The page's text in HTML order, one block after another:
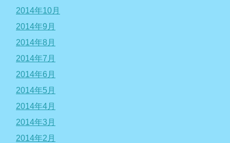
2014年10月
2014年9月
2014年8月
2014年7月
2014年6月
2014年5月
2014年4月
2014年3月
2014年2月